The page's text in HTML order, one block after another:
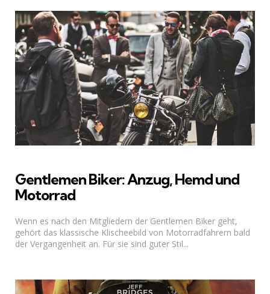
Gentlemen Biker: Anzug, Hemd und
Motorrad
Wenn es nach den Mitgliedern der Gentlemen Biker geht,
gehört das klassische Klischeebild von Motorradfahrern bald
der Vergangenheit an. Für sie sind guter Stil...